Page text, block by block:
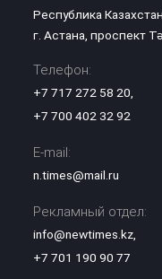
Республика
г. Астана, проспект
Телефон:
+7 717 272 58 20
+7 700 402 32 92
E-mail:
n.times@mail.ru
Рекламный отдел:
info@newtimes.kz,
+7 701 190 90 77